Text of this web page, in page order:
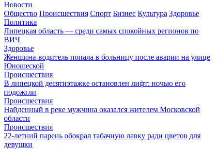
Новости
Общество Происшествия Спорт Бизнес Культура Здоровье
Политика
Липецкая область — среди самых спокойных регионов по
ВИЧ
Здоровье
Женщина-водитель попала в больницу после аварии на улице
Юношеской
Происшествия
В липецкой десятиэтажке остановлен лифт: ночью его
подожгли
Происшествия
Найденный в реке мужчина оказался жителем Московской
области
Происшествия
22-летний парень обокрал табачную лавку ради цветов для
девушки